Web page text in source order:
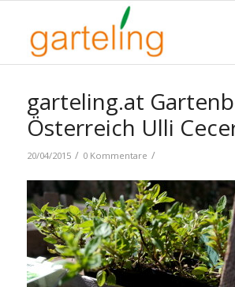
garteling.at
Österreich Ulli
20/04/2015 / 0 Kommentare /